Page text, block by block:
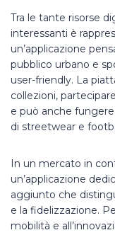
Tra le tante risorse
interessanti è
un’applicazione
pubblico urbano e
user-friendly. La
collezioni,
e può anche
di streetwear e
In un mercato in
un’applicazione
aggiunto che
e la fidelizzazione.
mobilità e